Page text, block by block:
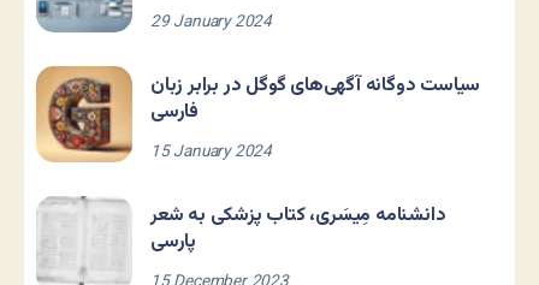
29 January 2024
سیاست دوگانه آگهی‌های گوگل در برابر زبان
فارسی
15 January 2024
دانشنامه مِیسَری، کتاب پزشکی به شعر
پارسی